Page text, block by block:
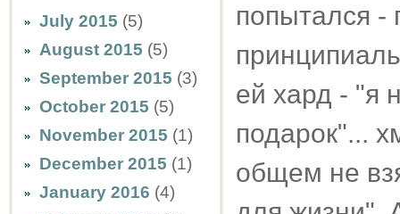
July 2015 (5)
August 2015 (5)
September 2015 (3)
October 2015 (5)
November 2015 (1)
December 2015 (1)
January 2016 (4)
попытался
ей хард - "я
подарок"...
общем не